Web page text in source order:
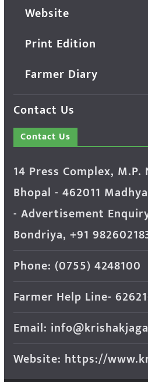
Website
Print Edition
Farmer Diary
Contact Us
Contact Us
14 Press Complex, M.P.
Bhopal - 462011
- Advertisement
Bondriya, +91
Phone: (0755) 4248100
Farmer Help Line-
Email:
Website: https://